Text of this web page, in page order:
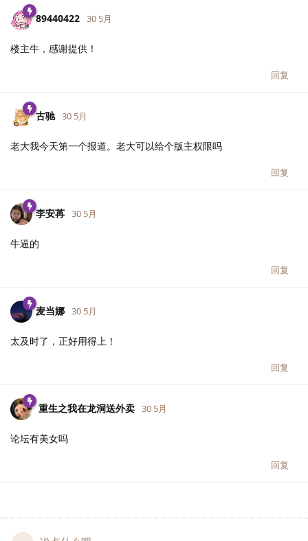
89440422 30 5月
楼主牛，感谢提供！
回复
古驰 30 5月
老大我今天第一个报道。老大可以给个版主权限吗
回复
李安苒 30 5月
牛逼的
回复
麦当娜 30 5月
太及时了，正好用得上！
回复
重生之我在龙洞送外卖 30 5月
论坛有美女吗
回复